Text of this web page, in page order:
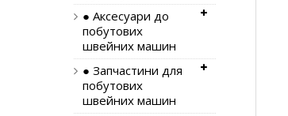
● Аксесуари до
побутових
швейних машин
● Запчастини для
побутових
швейних машин